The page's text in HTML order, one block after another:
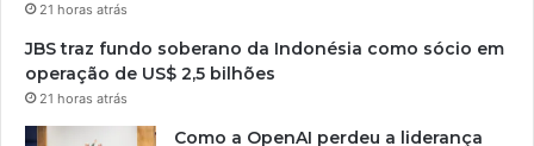
21 horas atrás
JBS traz fundo soberano da Indonésia como sócio em
operação de US$ 2,5 bilhões
21 horas atrás
Como a OpenAI perdeu a liderança